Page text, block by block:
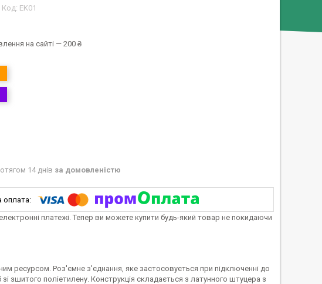
Код: EK01
на сайті — 200 ₴
14 днів за домовленістю
електронні платежі. Тепер ви можете купити будь-який товар не покидаючи
ресурсом. Роз'ємне з'єднання, яке застосовується при підключенні до
зшитого поліетилену. Конструкція складається з латунного штуцера з